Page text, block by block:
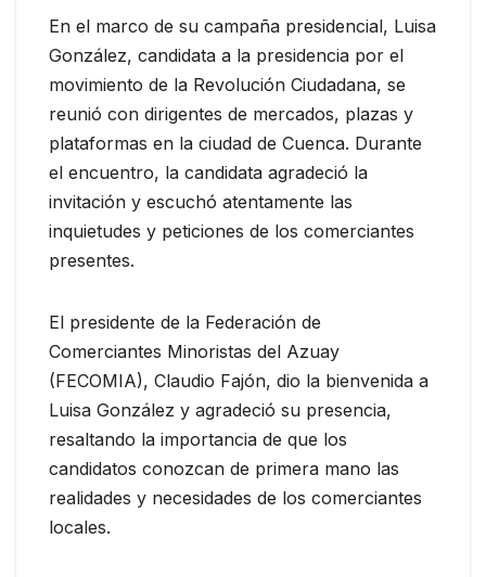
En el marco de su campaña presidencial, Luisa
González, candidata a la presidencia por el
movimiento de la Revolución Ciudadana, se
reunió con dirigentes de mercados, plazas y
plataformas en la ciudad de Cuenca. Durante
el encuentro, la candidata agradeció la
invitación y escuchó atentamente las
inquietudes y peticiones de los comerciantes
presentes.
El presidente de la Federación de
Comerciantes Minoristas del Azuay
(FECOMIA), Claudio Fajón, dio la bienvenida a
Luisa González y agradeció su presencia,
resaltando la importancia de que los
candidatos conozcan de primera mano las
realidades y necesidades de los comerciantes
locales.